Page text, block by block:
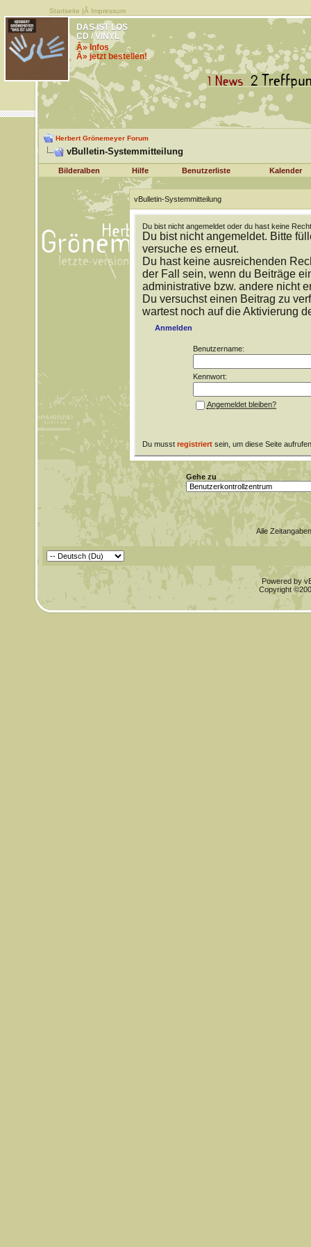
Startseite |Â Impressum
DAS IST LOS
CD / VINYL
Â» Infos
Â» jetzt bestellen!
Herbert Grönemeyer Forum
vBulletin-Systemmitteilung
Bilderalben Hilfe Benutzerliste Kalender
vBulletin-Systemmitteilung
Du bist nicht angemeldet oder du hast keine
Du bist nicht angemeldet. Bitte
versuche es erneut.
Du hast keine ausreichenden
der Fall sein, wenn du Beiträge
administrative bzw. andere nicht
Du versuchst einen Beitrag zu
wartest noch auf die Aktivierung
Anmelden
Benutzername:
Kennwort:
Angemeldet bleiben?
Du musst registriertsein, um diese Seite
Gehe zu
Alle
Powered by
Copyright